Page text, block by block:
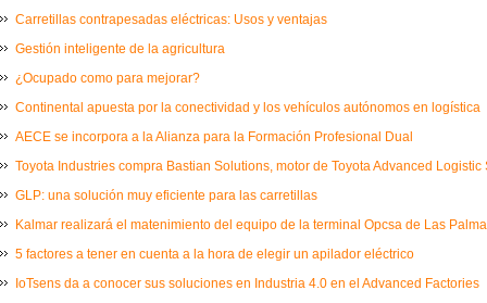
Carretillas contrapesadas eléctricas: Usos y ventajas
Gestión inteligente de la agricultura
¿Ocupado como para mejorar?
Continental apuesta por la conectividad y los vehículos autónomos en logística
AECE se incorpora a la Alianza para la Formación Profesional Dual
Toyota Industries compra Bastian Solutions, motor de Toyota Advanced Logistic
GLP: una solución muy eficiente para las carretillas
Kalmar realizará el matenimiento del equipo de la terminal Opcsa de Las
5 factores a tener en cuenta a la hora de elegir un apilador eléctrico
IoTsens da a conocer sus soluciones en Industria 4.0 en el Advanced Factories